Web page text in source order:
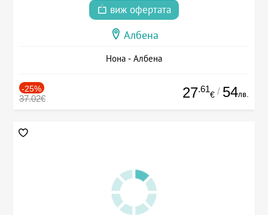
виж офертата
Албена
Нона - Албена
-25%
37.02€ 27.61
€ / 54лв.